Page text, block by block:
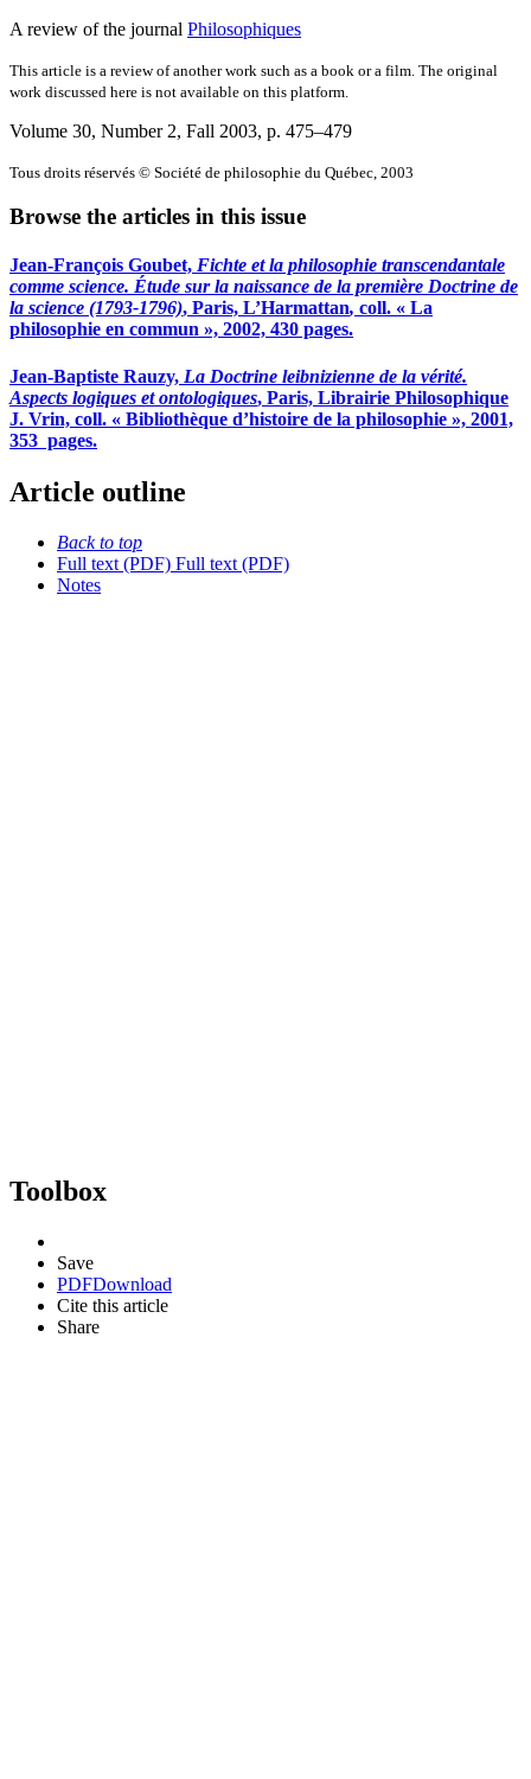
A review of the journal Philosophiques
This article is a review of another work such as a book or a film. The original
work discussed here is not available on this platform.
Volume 30, Number 2, Fall 2003, p. 475–479
Tous droits réservés © Société de philosophie du Québec, 2003
Browse the articles in this issue
Jean-François Goubet, Fichte et la philosophie transcendantale
comme science. Étude sur la naissance de la première Doctrine de
la science (1793-1796), Paris, L’Harmattan, coll. « La
philosophie en commun », 2002, 430 pages.
Jean-Baptiste Rauzy, La Doctrine leibnizienne de la vérité.
Aspects logiques et ontologiques, Paris, Librairie Philosophique
J. Vrin, coll. « Bibliothèque d’histoire de la philosophie », 2001,
353 pages.
Article outline
Back to top
Full text (PDF) Full text (PDF)
Notes
Toolbox
Save
PDFDownload
Cite this article
Share